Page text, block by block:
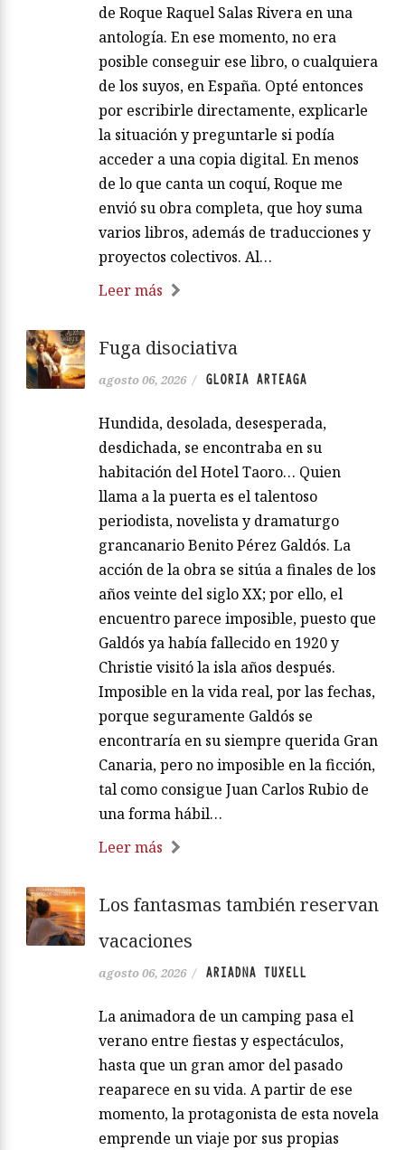
de Roque Raquel Salas Rivera en una
antología. En ese momento, no era
posible conseguir ese libro, o cualquiera
de los suyos, en España. Opté entonces
por escribirle directamente, explicarle
la situación y preguntarle si podía
acceder a una copia digital. En menos
de lo que canta un coquí, Roque me
envió su obra completa, que hoy suma
varios libros, además de traducciones y
proyectos colectivos. Al…
Leer más
Fuga disociativa
agosto 06, 2026 / GLORIA ARTEAGA
Hundida, desolada, desesperada,
desdichada, se encontraba en su
habitación del Hotel Taoro… Quien
llama a la puerta es el talentoso
periodista, novelista y dramaturgo
grancanario Benito Pérez Galdós. La
acción de la obra se sitúa a finales de los
años veinte del siglo XX; por ello, el
encuentro parece imposible, puesto que
Galdós ya había fallecido en 1920 y
Christie visitó la isla años después.
Imposible en la vida real, por las fechas,
porque seguramente Galdós se
encontraría en su siempre querida Gran
Canaria, pero no imposible en la ficción,
tal como consigue Juan Carlos Rubio de
una forma hábil…
Leer más
Los fantasmas también reservan
vacaciones
agosto 06, 2026 / ARIADNA TUXELL
La animadora de un camping pasa el
verano entre fiestas y espectáculos,
hasta que un gran amor del pasado
reaparece en su vida. A partir de ese
momento, la protagonista de esta novela
emprende un viaje por sus propias